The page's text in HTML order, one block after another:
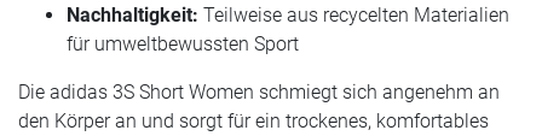
Nachhaltigkeit: Teilweise aus recycelten Materialien
für umweltbewussten Sport
Die adidas 3S Short Women schmiegt sich angenehm an
den Körper an und sorgt für ein trockenes, komfortables